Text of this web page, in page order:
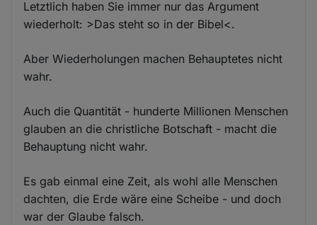
Letztlich haben Sie immer nur das Argument
wiederholt: >Das steht so in der Bibel<.
Aber Wiederholungen machen Behauptetes nicht
wahr.
Auch die Quantität - hunderte Millionen Menschen
glauben an die christliche Botschaft - macht die
Behauptung nicht wahr.
Es gab einmal eine Zeit, als wohl alle Menschen
dachten, die Erde wäre eine Scheibe - und doch
war der Glaube falsch.